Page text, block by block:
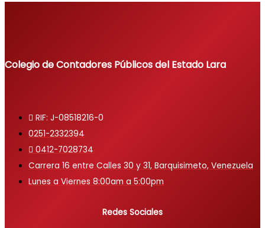
Colegio de Contadores Públicos del Estado Lara
RIF: J-08518216-0
0251-2332394
0412-7028734
Carrera 16 entre Calles 30 y 31, Barquisimeto, Venezuela
Lunes a Viernes 8:00am a 5:00pm
Redes Sociales